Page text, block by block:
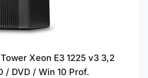
Xeon E3 1225 v3 3,2
/ DVD / Win 10 Prof.